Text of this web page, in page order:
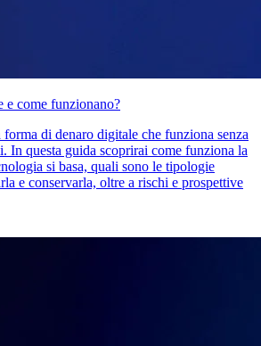
e come funzionano?
di denaro digitale che funziona senza
In questa guida scoprirai come funziona la
si basa, quali sono le tipologie
e conservarla, oltre a rischi e prospettive